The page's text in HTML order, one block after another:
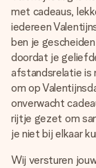
jullie foto of
met alle
met cadeaus,
iedereen
ben je
doordat je
afstandsrelatie is
om op
onverwacht
rijtje gezet om
je niet bij elkaar
Wij versturen